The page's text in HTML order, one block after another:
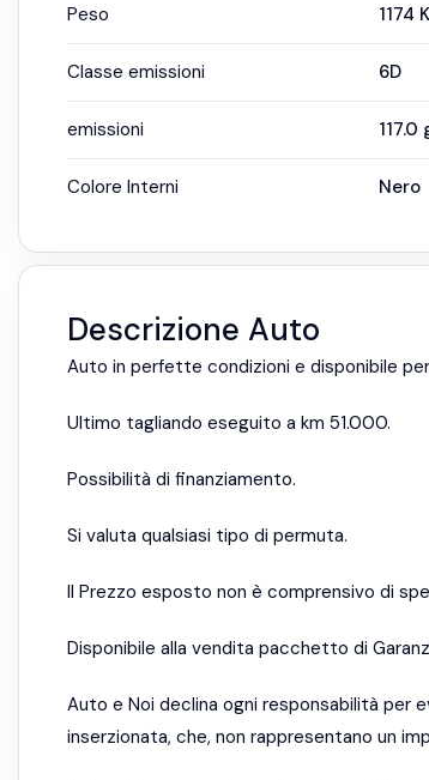
Peso 1174
Classe emissioni 6D
emissioni 117.0
Colore Interni Nero
Descrizione Auto
Auto in perfette condizioni e disponibile
Ultimo tagliando eseguito a km 51.000.
Possibilità di finanziamento.
Si valuta qualsiasi tipo di permuta.
Il Prezzo esposto non è comprensivo di
Disponibile alla vendita pacchetto di
Auto e Noi declina ogni responsabilità per
inserzionata, che, non rappresentano un